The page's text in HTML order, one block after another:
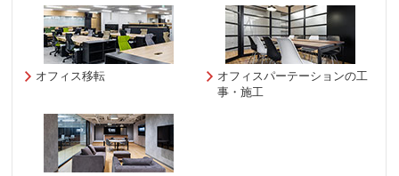
オフィス移転
オフィスパーテーションの工
事・施工